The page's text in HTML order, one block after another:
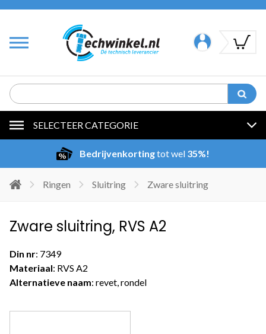
SELECTEER CATEGORIE
Bedrijvenkortingtot wel 35%!
Ringen Sluitring Zware sluitring
Zware sluitring, RVS A2
Din nr: 7349
Materiaal: RVS A2
Alternatieve naam: revet, rondel